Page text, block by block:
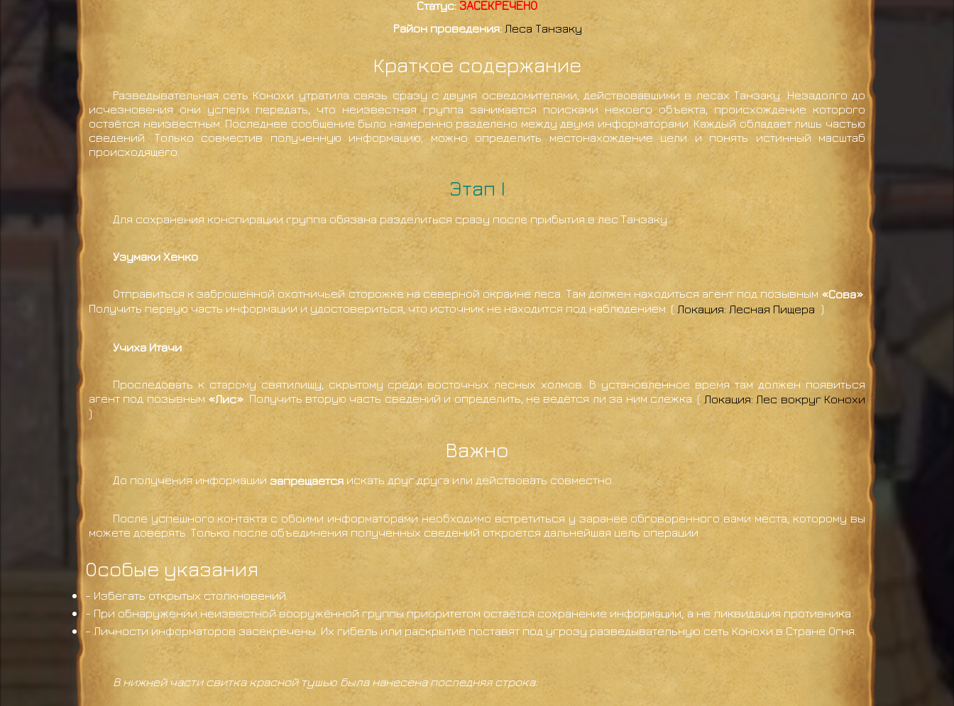
Статус:ЗАСЕКРЕЧЕНО
Район проведения: Леса Танзаку
Краткое содержание
Разведывательная сеть Конохи утратила связь сразу с двумя осведомителями, действовавшими в лесах Танзаку. Незадолго до
исчезновения они успели передать, что неизвестная группа занимается поисками некоего объекта, происхождение которого
остаётся неизвестным. Последнее сообщение было намеренно разделено между двумя информаторами. Каждый обладает лишь частью
сведений. Только совместив полученную информацию, можно определить местонахождение цели и понять истинный масштаб
происходящего.
Этап I
Для сохранения конспирации группа обязана разделиться сразу после прибытия в лес Танзаку.
Узумаки Хенко
Отправиться к заброшенной охотничьей сторожке на северной окраине леса. Там должен находиться агент под позывным «Сова».
Получить первую часть информации и удостовериться, что источник не находится под наблюдением. ( Локация: Лесная Пищера )
Учиха Итачи
Проследовать к старому святилищу, скрытому среди восточных лесных холмов. В установленное время там должен появиться
агент под позывным «Лис» . Получить вторую часть сведений и определить, не ведётся ли за ним слежка. ( Локация: Лес вокруг Конохи
)
Важно
До получения информациизапрещаетсяискать друг друга или действовать совместно.
После успешного контакта с обоими информаторами необходимо встретиться у заранее обговоренного вами места, которому вы
можете доверять. Только после объединения полученных сведений откроется дальнейшая цель операции.
Особые указания
- Избегать открытых столкновений.
- При обнаружении неизвестной вооружённой группы приоритетом остаётся сохранение информации, а не ликвидация противника.
- Личности информаторов засекречены. Их гибель или раскрытие поставят под угрозу разведывательную сеть Конохи в Стране Огня.
В нижней части свитка красной тушью была нанесена последняя строка: